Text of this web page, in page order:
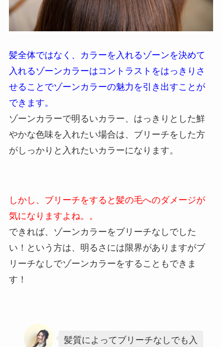
髪全体ではなく、カラーを入れるゾーンを決めて
入れるゾーンカラーはコントラストをはっきりさ
せることでゾーンカラーの魅力を引き出すことが
できます。
ゾーンカラーで明るいカラー、はっきりとした鮮
やかな色味を入れたい場合は、ブリーチをした方
がしっかりと入れたいカラーになります。
しかし、ブリーチをすると髪の毛へのダメージが
気になりますよね。。
できれば、ゾーンカラーをブリーチなしでした
い！という方は、明るさには限界がありますがブ
リーチなしでゾーンカラーをすることもできま
す！
髪質によってブリーチなしでも入